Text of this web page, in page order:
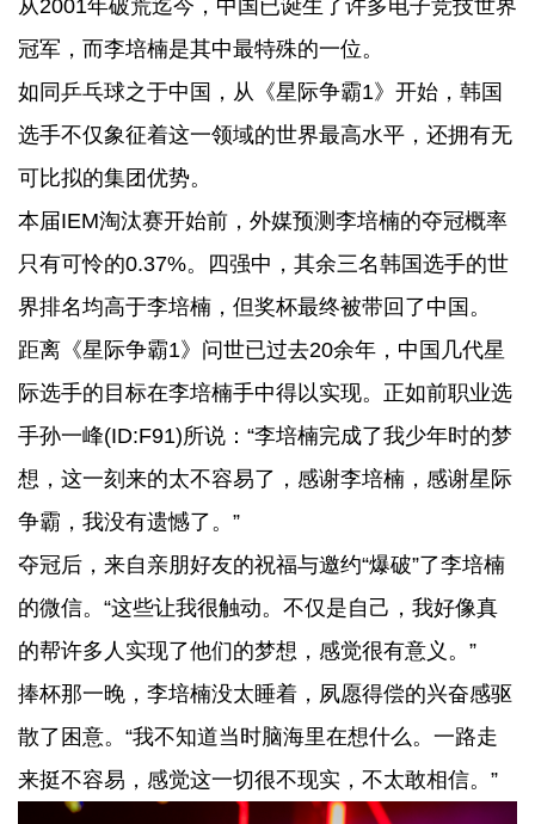
从2001年破荒迄今，中国已诞生了许多电子竞技世界
冠军，而李培楠是其中最特殊的一位。
如同乒乓球之于中国，从《星际争霸1》开始，韩国
选手不仅象征着这一领域的世界最高水平，还拥有无
可比拟的集团优势。
本届IEM淘汰赛开始前，外媒预测李培楠的夺冠概率
只有可怜的0.37%。四强中，其余三名韩国选手的世
界排名均高于李培楠，但奖杯最终被带回了中国。
距离《星际争霸1》问世已过去20余年，中国几代星
际选手的目标在李培楠手中得以实现。正如前职业选
手孙一峰(ID:F91)所说：“李培楠完成了我少年时的梦
想，这一刻来的太不容易了，感谢李培楠，感谢星际
争霸，我没有遗憾了。” ​​​
夺冠后，来自亲朋好友的祝福与邀约“爆破”了李培楠
的微信。“这些让我很触动。不仅是自己，我好像真
的帮许多人实现了他们的梦想，感觉很有意义。”
捧杯那一晚，李培楠没太睡着，夙愿得偿的兴奋感驱
散了困意。“我不知道当时脑海里在想什么。一路走
来挺不容易，感觉这一切很不现实，不太敢相信。”